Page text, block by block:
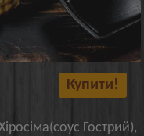
Купити!
Гострий),